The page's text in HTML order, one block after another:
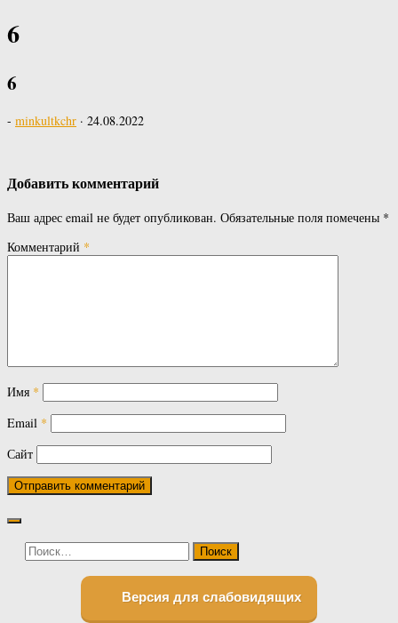
6
6
- minkultkchr · 24.08.2022
Добавить комментарий
Ваш адрес email не будет опубликован. Обязательные поля помечены *
Комментарий *
Имя *
Email *
Сайт
Найти:
Версия для слабовидящих